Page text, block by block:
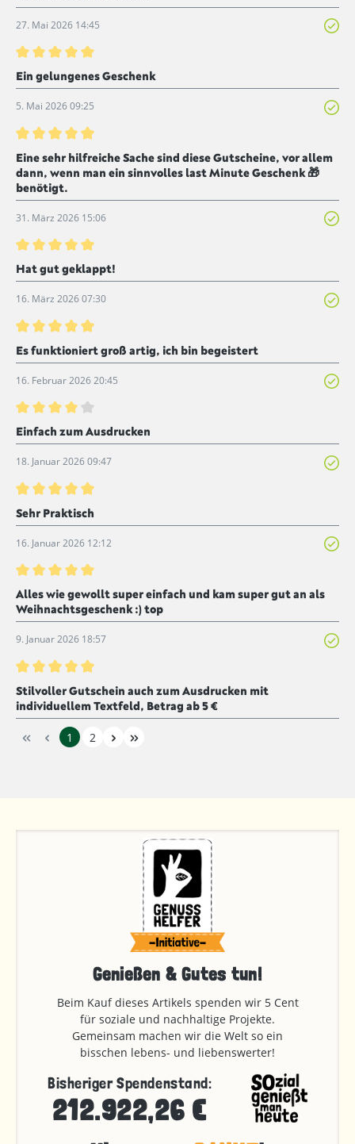
27. Mai 2026 14:45
Bewertung mit 5 von 5 Sternen
Ein gelungenes Geschenk
5. Mai 2026 09:25
Bewertung mit 5 von 5 Sternen
Eine sehr hilfreiche Sache sind diese Gutscheine, vor allem
dann, wenn man ein sinnvolles last Minute Geschenk 🎁
benötigt.
31. März 2026 15:06
Bewertung mit 5 von 5 Sternen
Hat gut geklappt!
16. März 2026 07:30
Bewertung mit 5 von 5 Sternen
Es funktioniert groß artig, ich bin begeistert
16. Februar 2026 20:45
Bewertung mit 4 von 5 Sternen
Einfach zum Ausdrucken
18. Januar 2026 09:47
Bewertung mit 5 von 5 Sternen
Sehr Praktisch
16. Januar 2026 12:12
Bewertung mit 5 von 5 Sternen
Alles wie gewollt super einfach und kam super gut an als
Weihnachtsgeschenk :) top
9. Januar 2026 18:57
Bewertung mit 5 von 5 Sternen
Stilvoller Gutschein auch zum Ausdrucken mit
individuellem Textfeld, Betrag ab 5 €
1 2
Genießen & Gutes tun!
Beim Kauf dieses Artikels spenden wir 5 Cent
für soziale und nachhaltige Projekte.
Gemeinsam machen wir die Welt so ein
bisschen lebens- und liebenswerter!
Bisheriger Spendenstand:
212.922,26 €